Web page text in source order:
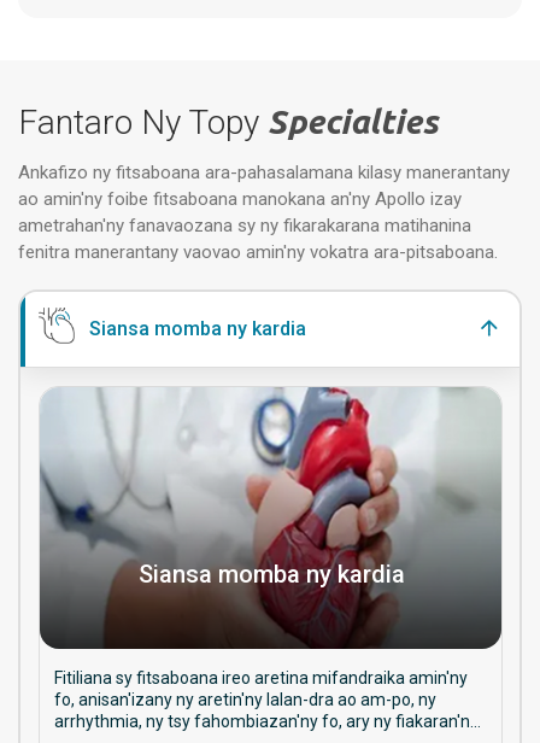
Fantaro Ny Topy Specialties
Ankafizo ny fitsaboana ara-pahasalamana kilasy manerantany
ao amin'ny foibe fitsaboana manokana an'ny Apollo izay
ametrahan'ny fanavaozana sy ny fikarakarana matihanina
fenitra manerantany vaovao amin'ny vokatra ara-pitsaboana.
Siansa momba ny kardia
Siansa momba ny kardia
Fitiliana sy fitsaboana ireo aretina mifandraika amin'ny
fo, anisan'izany ny aretin'ny lalan-dra ao am-po, ny
arrhythmia, ny tsy fahombiazan'ny fo, ary ny fiakaran'ny